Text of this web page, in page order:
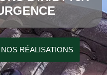
NOS RÉALISATIONS